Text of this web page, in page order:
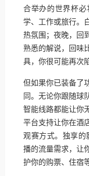
合举办的世界杯
学、工作或旅行。
热氛围；夜晚，回
熟悉的解说，回味
具，你很可能再次
但如果你已装备了
同。无论你跟随球
智能线路都能让你
平台支持让你在酒
观赛方式。独享的
播的流量需求，让
护你的购票、住宿